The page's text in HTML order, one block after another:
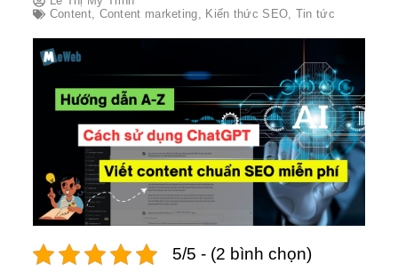
Content, Content marketing, Kiến thức SEO, Tin tức
5/5 - (2 bình chọn)